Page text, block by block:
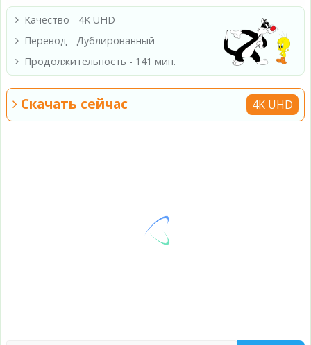
Качество - 4K UHD
Перевод - Дублированный
Продолжительность - 141 мин.
Скачать сейчас 4K UHD